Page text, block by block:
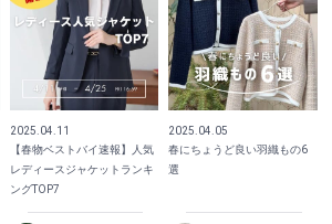
2025.04.11
【春物ベストバイ速報】人気
レディースジャケットランキ
ングTOP7
2025.04.05
春にちょうど良い羽織もの6
選